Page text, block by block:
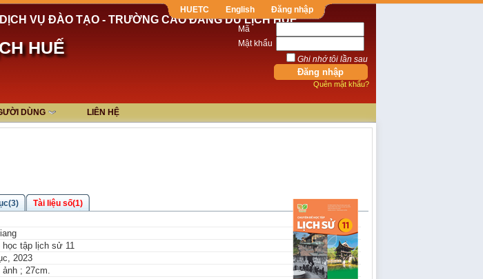
HUETC English Đăng nhập
VỤ ĐÀO TẠO - TRƯỜNG CAO ĐẲNG DU LỊCH HUẾ
HUẾ
Mã
Mật khẩu
Ghi nhớ tôi lần sau
Quên mật khẩu?
DÙNG LIÊN HỆ
Tài liệu số(1)
học tập lịch sử 11
2023
; 27cm.